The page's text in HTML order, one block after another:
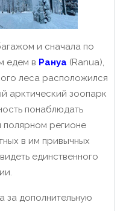
и сначала по
едем в Рануа (Ranua),
леса расположился
арктический зоопарк
понаблюдать
регионе
в им привычных
единственного
за дополнительную